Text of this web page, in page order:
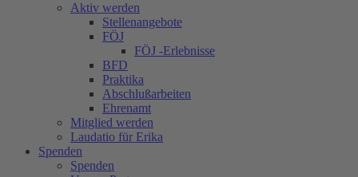
Aktiv werden
Stellenangebote
FÖJ
FÖJ -Erlebnisse
BFD
Praktika
Abschlußarbeiten
Ehrenamt
Mitglied werden
Laudatio für Erika
Spenden
Spenden